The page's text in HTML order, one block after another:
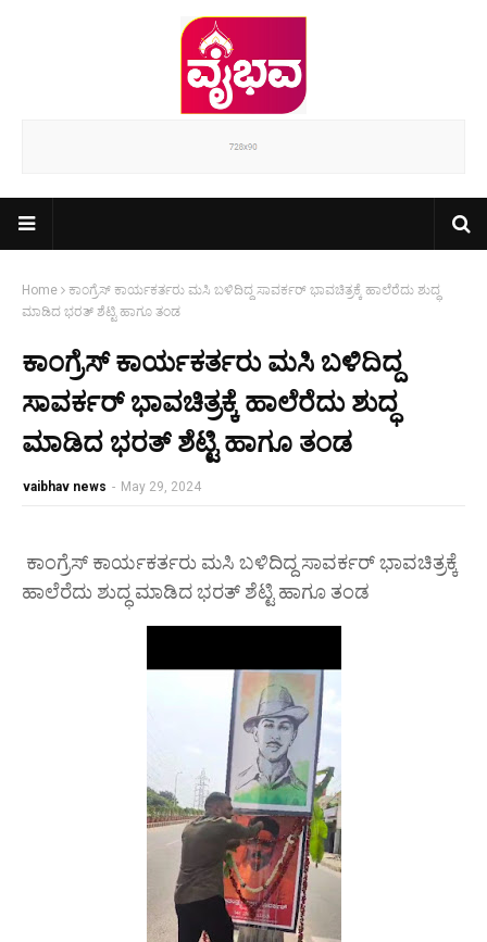
Home
ಕಾಂಗ್ರೆಸ್ ಕಾರ್ಯಕರ್ತರು ಮಸಿ ಬಳಿದಿದ್ದ ಸಾವರ್ಕರ್ ಭಾವಚಿತ್ರಕ್ಕೆ ಹಾಲೆರೆದು ಶುದ್ಧ
ಮಾಡಿದ ಭರತ್ ಶೆಟ್ಟಿ ಹಾಗೂ ತಂಡ
ಕಾಂಗ್ರೆಸ್ ಕಾರ್ಯಕರ್ತರು ಮಸಿ ಬಳಿದಿದ್ದ
ಸಾವರ್ಕರ್ ಭಾವಚಿತ್ರಕ್ಕೆ ಹಾಲೆರೆದು ಶುದ್ಧ
ಮಾಡಿದ ಭರತ್ ಶೆಟ್ಟಿ ಹಾಗೂ ತಂಡ
vaibhav news - May 29, 2024
ಕಾಂಗ್ರೆಸ್ ಕಾರ್ಯಕರ್ತರು ಮಸಿ ಬಳಿದಿದ್ದ ಸಾವರ್ಕರ್ ಭಾವಚಿತ್ರಕ್ಕೆ
ಹಾಲೆರೆದು ಶುದ್ಧ ಮಾಡಿದ ಭರತ್ ಶೆಟ್ಟಿ ಹಾಗೂ ತಂಡ